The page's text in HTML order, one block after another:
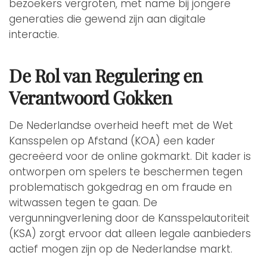
bezoekers vergroten, met name bij jongere
generaties die gewend zijn aan digitale
interactie.
De Rol van Regulering en
Verantwoord Gokken
De Nederlandse overheid heeft met de Wet
Kansspelen op Afstand (KOA) een kader
gecreëerd voor de online gokmarkt. Dit kader is
ontworpen om spelers te beschermen tegen
problematisch gokgedrag en om fraude en
witwassen tegen te gaan. De
vergunningverlening door de Kansspelautoriteit
(KSA) zorgt ervoor dat alleen legale aanbieders
actief mogen zijn op de Nederlandse markt.